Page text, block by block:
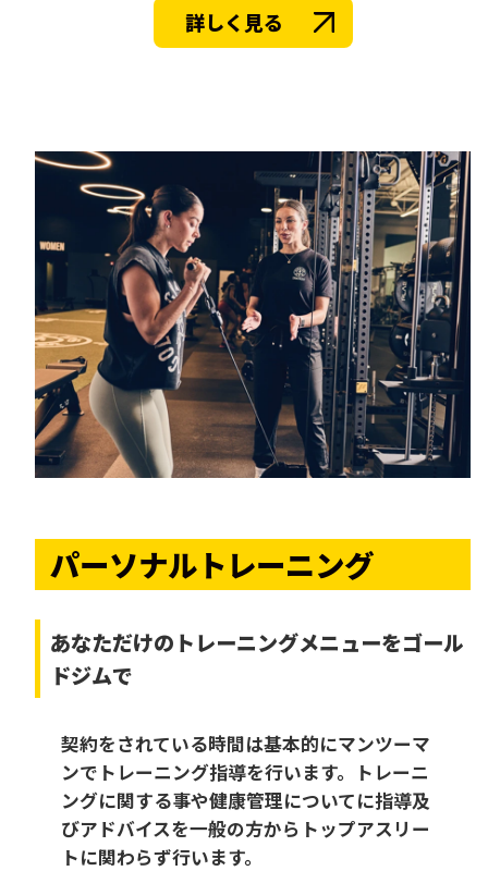
詳しく見る
パーソナルトレーニング
あなただけの トレーニングメニューをゴール
ドジムで
契約をされている時間は基本的にマンツーマ
ンでトレーニング指導を行います。トレーニ
ングに関する事や健康管理についてに指導及
びアドバイスを一般の方からトップアスリー
トに関わらず行います。